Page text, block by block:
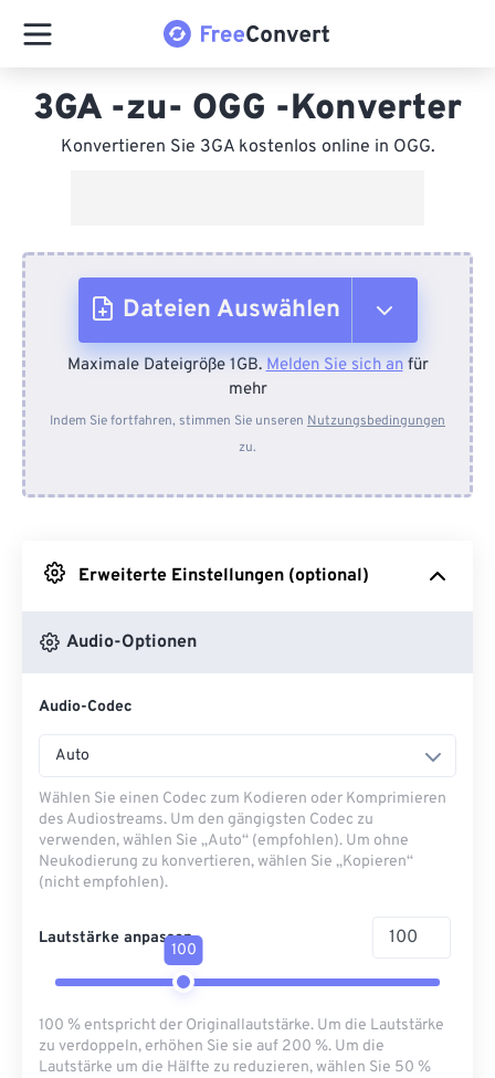
3GA -zu- OGG -Konverter
Konvertieren Sie 3GA kostenlos online in OGG.
Dateien Auswählen
Vom Gerät
Von Dropbox
Maximale Dateigröße 1GB.Melden Sie sich anfür
mehr
Indem Sie fortfahren, stimmen Sie unseren Nutzungsbedingungen
zu.
Erweiterte Einstellungen (optional)
Audio-Optionen
Audio-Codec
Auto
Wählen Sie einen Codec zum Kodieren oder Komprimieren
des Audiostreams. Um den gängigsten Codec zu
verwenden, wählen Sie „Auto“ (empfohlen). Um ohne
Neukodierung zu konvertieren, wählen Sie „Kopieren“
(nicht empfohlen).
Lautstärke anpassen
100
100 % entspricht der Originallautstärke. Um die Lautstärke
zu verdoppeln, erhöhen Sie sie auf 200 %. Um die
Lautstärke um die Hälfte zu reduzieren, wählen Sie 50 %